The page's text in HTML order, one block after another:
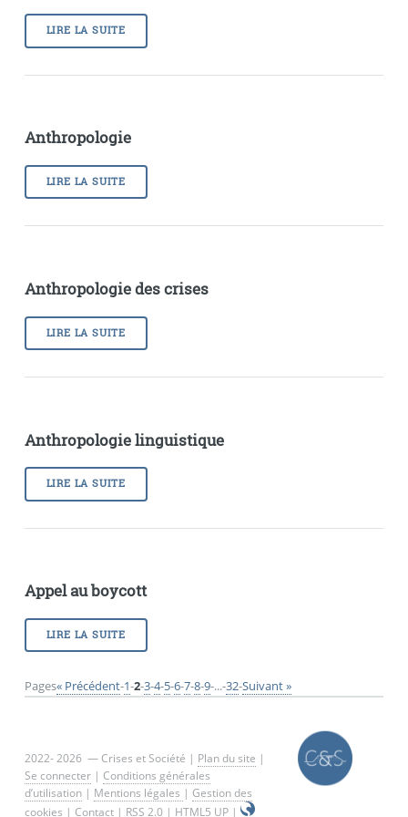
LIRE LA SUITE
Anthropologie
LIRE LA SUITE
Anthropologie des crises
LIRE LA SUITE
Anthropologie linguistique
LIRE LA SUITE
Appel au boycott
LIRE LA SUITE
Pages« Précédent-1-2-3-4-5-6-7-8-9-...-32-Suivant »
2022- 2026 — Crises et Société | Plan du site |
Se connecter| Conditions générales
d’utilisation| Mentions légales | Gestion des
cookies | Contact| RSS 2.0| HTML5 UP|